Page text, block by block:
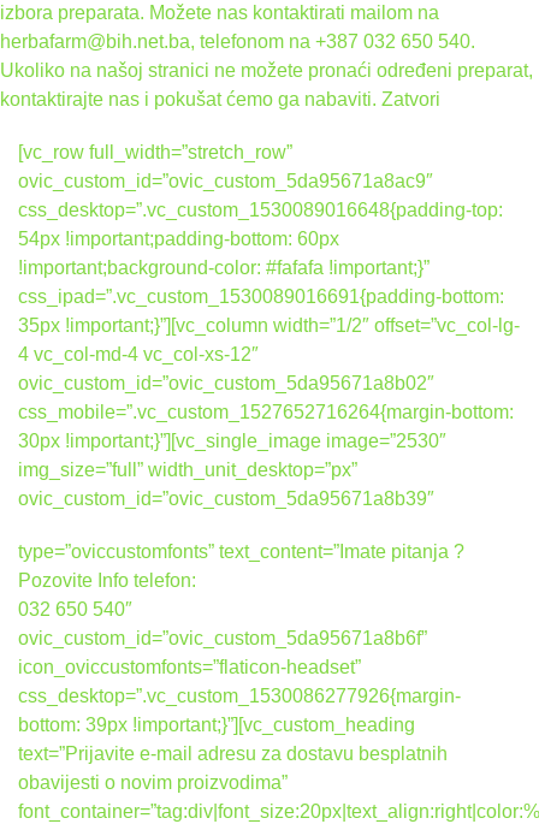
izbora preparata. Možete nas kontaktirati mailom na
herbafarm@bih.net.ba, telefonom na +387 032 650 540.
Ukoliko na našoj stranici ne možete pronaći određeni preparat,
kontaktirajte nas i pokušat ćemo ga nabaviti. Zatvori
[vc_row full_width=”stretch_row”
ovic_custom_id=”ovic_custom_5da95671a8ac9″
css_desktop=”.vc_custom_1530089016648{padding-top:
54px !important;padding-bottom: 60px
!important;background-color: #fafafa !important;}”
css_ipad=”.vc_custom_1530089016691{padding-bottom:
35px !important;}”][vc_column width=”1/2″ offset=”vc_col-lg-
4 vc_col-md-4 vc_col-xs-12″
ovic_custom_id=”ovic_custom_5da95671a8b02″
css_mobile=”.vc_custom_1527652716264{margin-bottom:
30px !important;}”][vc_single_image image=”2530″
img_size=”full” width_unit_desktop=”px”
ovic_custom_id=”ovic_custom_5da95671a8b39″
type=”oviccustomfonts” text_content=”Imate pitanja ?
Pozovite Info telefon:
032 650 540″
ovic_custom_id=”ovic_custom_5da95671a8b6f”
icon_oviccustomfonts=”flaticon-headset”
css_desktop=”.vc_custom_1530086277926{margin-
bottom: 39px !important;}”][vc_custom_heading
text=”Prijavite e-mail adresu za dostavu besplatnih
obavijesti o novim proizvodima”